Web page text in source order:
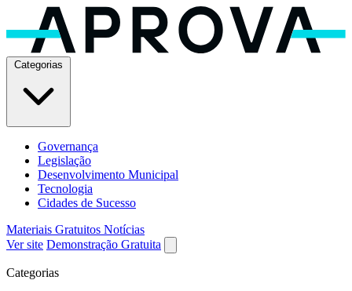
Governança
Legislação
Desenvolvimento Municipal
Tecnologia
Cidades de Sucesso
Materiais Gratuitos Notícias
Ver site Demonstração Gratuita
Categorias